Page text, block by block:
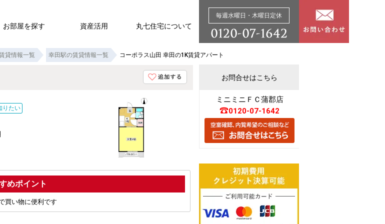
お部屋を探す 資産活用 丸七住宅について
毎週水曜日・木曜日定休
貸情報一覧 幸田駅の賃貸情報一覧 コーポラス山田 幸田の1K賃貸アパート
りたい
ポイント
買い物に便利です
お問合せはこちら
ミニミニＦＣ蒲郡店
0120-07-1642